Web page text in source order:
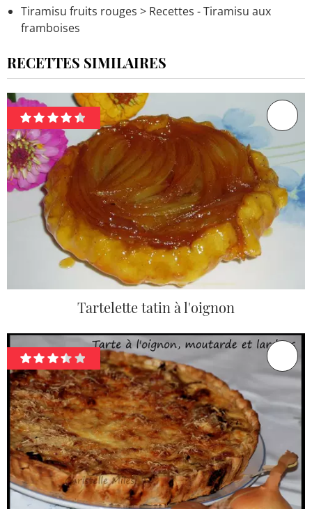
Tiramisu fruits rouges > Recettes - Tiramisu aux
framboises
RECETTES SIMILAIRES
Tartelette tatin à l'oignon